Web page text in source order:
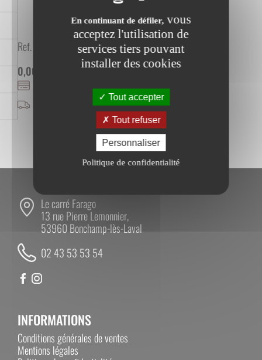
Ref. :
0,00
0,00€TTC
PAIEMENT SÉCURISÉ
FRAIS DE PORT OFFERTS
À PARTIR DE 400 € HT*
* Sauf produits sur devis
Le carré Farago
13 rue Pierre Lemonnier,
53960 Bonchamp-lès-Laval
02 43 53 53 54
INFORMATIONS
Conditions générales de ventes
Mentions légales
En continuant de défiler, vous
acceptez l'utilisation de
services tiers pouvant
installer des cookies
Tout accepter
Tout refuser
Personnaliser
Politique de confidentialité